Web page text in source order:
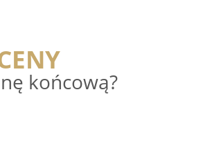
końcową?